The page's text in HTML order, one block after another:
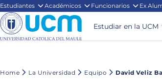
Estudiantes Académicos Funcionarios Ex
Estudiar en la UCM
Home La Universidad Equipo David Veliz